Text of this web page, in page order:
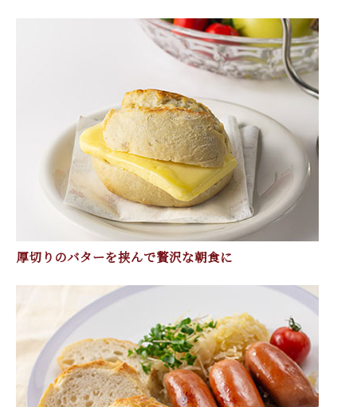
厚切りのバターを挟んで贅沢な朝食に